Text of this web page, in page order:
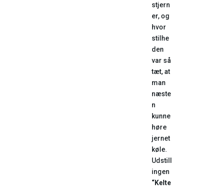
stjern
er, og
hvor
stilhe
den
var så
tæt, at
man
næste
n
kunne
høre
jernet
køle.
Udstill
ingen
“Kelte